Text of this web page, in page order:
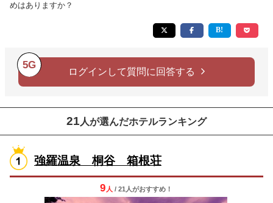
めはありますか？
5G
ログインして質問に回答する
21 人が選んだホテルランキング
強羅温泉 桐谷 箱根荘
9 人 / 21人がおすすめ！